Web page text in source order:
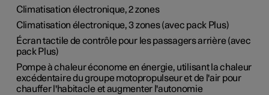
Climatisation électronique, 2 zones
Climatisation électronique, 3 zones (avec pack Plus)
Écran tactile de contrôle pour les passagers arrière (avec
pack Plus)
Pompe à chaleur économe en énergie, utilisant la chaleur
excédentaire du groupe motopropulseur et de l'air pour
chauffer l'habitacle et augmenter l'autonomie